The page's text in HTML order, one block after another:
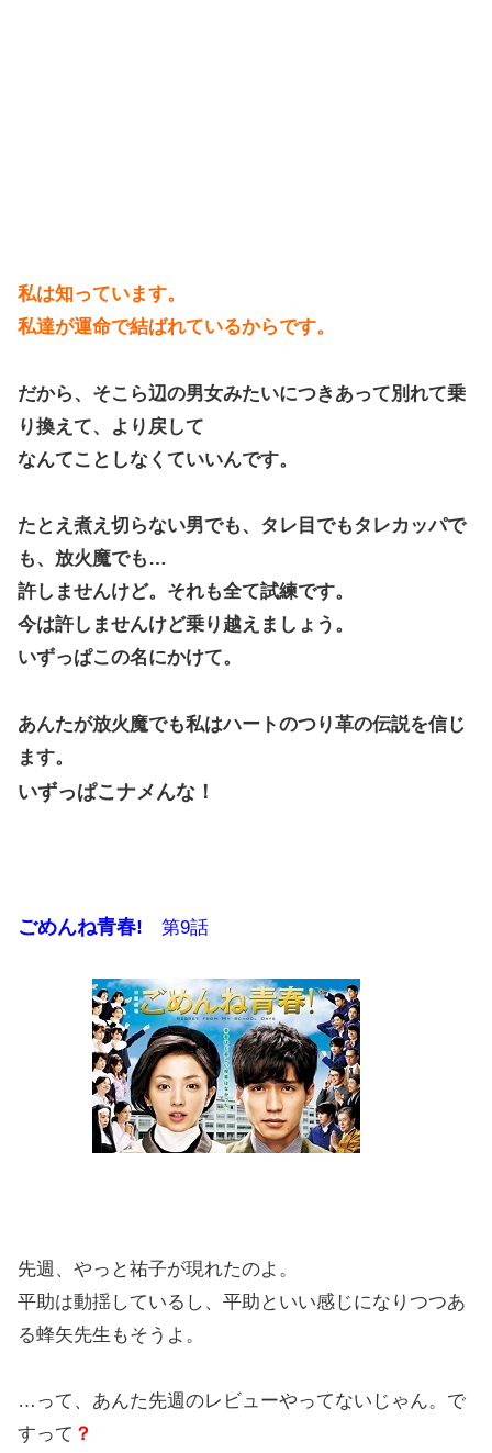
私は知っています。
私達が運命で結ばれているからです。
だから、そこら辺の男女みたいにつきあって別れて乗
り換えて、より戻して
なんてことしなくていいんです。
たとえ煮え切らない男でも、タレ目でもタレカッパで
も、放火魔でも…
許しませんけど。それも全て試練です。
今は許しませんけど乗り越えましょう。
いずっぱこの名にかけて。
あんたが放火魔でも私はハートのつり革の伝説を信じ
ます。
いずっぱこナメんな！
ごめんね青春! 第9話
先週、やっと祐子が現れたのよ。
平助は動揺しているし、平助といい感じになりつつあ
る蜂矢先生もそうよ。
…って、あんた先週のレビューやってないじゃん。で
すって ？